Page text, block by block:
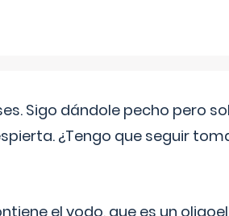
Sigo dándole pecho pero
¿Tengo que seguir
el yodo, que es un